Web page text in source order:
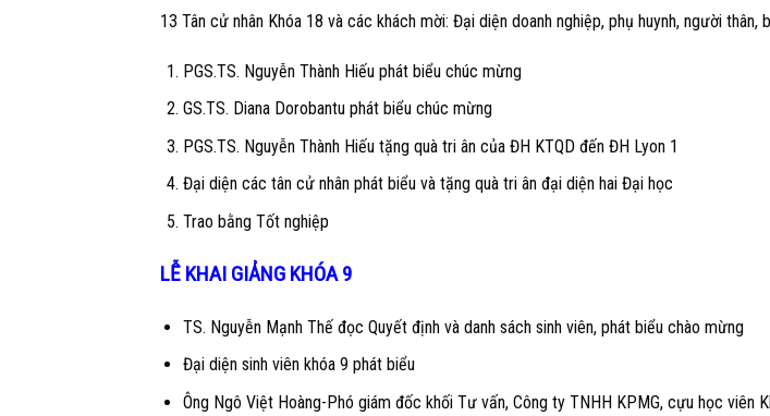
13 Tân cử nhân Khóa 18 và các khách mời: Đại diện doanh nghiệp, phụ huynh, người thân,
PGS.TS. Nguyễn Thành Hiếu phát biểu chúc mừng
GS.TS. Diana Dorobantu phát biểu chúc mừng
PGS.TS. Nguyễn Thành Hiếu tặng quà tri ân của ĐH KTQD đến ĐH Lyon 1
Đại diện các tân cử nhân phát biểu và tặng quà tri ân đại diện hai Đại học
Trao bằng Tốt nghiệp
LỄ KHAI GIẢNG KHÓA 9
TS. Nguyễn Mạnh Thế đọc Quyết định và danh sách sinh viên, phát biểu chào mừng
Đại diện sinh viên khóa 9 phát biểu
Ông Ngô Việt Hoàng-Phó giám đốc khối Tư vấn, Công ty TNHH KPMG, cựu học viên